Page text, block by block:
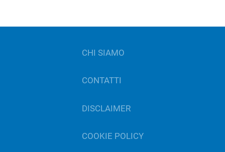
CHI SIAMO
CONTATTI
DISCLAIMER
COOKIE POLICY